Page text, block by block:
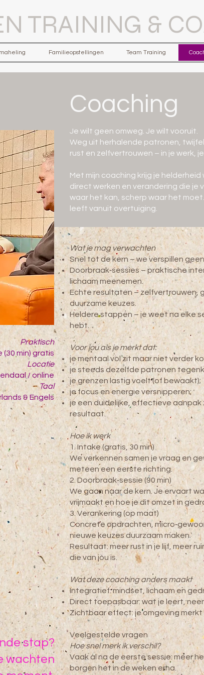
TRAINING &
Familieopstellingen Team Training
Coaching
Je wilt geen omweg. Je wilt vooruit.
Weg uit herhalende patronen,
rust en zelfvertrouwen – in je werk,
Met mijn coaching krijg je
direct werken en verandering die je
waar het kan, scherp waar het
leeft vanuit overtuiging.
Wat je mag verwachten
Snel tot de kern – we verspillen
Doorbraak‑sessies – praktische
lichaam meenemen.
Echte resultaten – zelfvertrouwen,
duurzame keuzes.
Heldere stappen – je weet na elke
hebt.
Voor jou als je merkt dat:
je mentaal vol zit maar niet verder
je steeds dezelfde patronen
je grenzen lastig voelt (of bewaakt);
je focus en energie versnipperen;
je een duidelijke, effectieve aanpak
resultaat.
Hoe ik werk
1. Intake (gratis, 30 min)
We verkennen samen je vraag en
meteen een eerste richting.
2. Doorbraak‑sessie (90 min)
We gaan naar de kern. Je ervaart
vrijmaakt en hoe je dit omzet in
3. Verankering (op maat)
Concrete opdrachten,
nieuwe keuzes duurzaam maken.
Resultaat: meer rust in je lijf, meer
die van jóu is.
Wat deze coaching anders maakt
Integratief: mindset, lichaam en
Direct toepasbaar: wat je leert,
Zichtbaar effect: je omgeving merkt
Veelgestelde vragen
Hoe snel merk ik verschil?
Vaak al na de eerste sessie: meer
borgen het in de weken erna.
Praktisch
(30 min) gratis
Locatie
/ online
Taal
& Engels
stap?
wachten